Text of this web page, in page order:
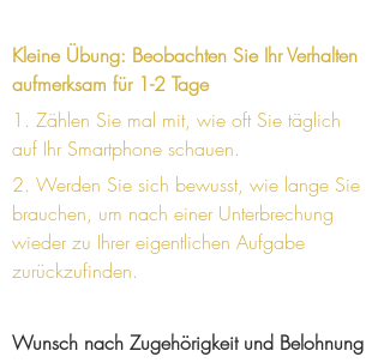
Kleine Übung: Beobachten Sie Ihr Verhalten
aufmerksam für 1-2 Tage
1. Zählen Sie mal mit, wie oft Sie täglich
auf Ihr Smartphone schauen.
2. Werden Sie sich bewusst, wie lange Sie
brauchen, um nach einer Unterbrechung
wieder zu Ihrer eigentlichen Aufgabe
zurückzufinden.
Wunsch nach Zugehörigkeit und Belohnung